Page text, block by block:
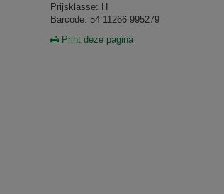
Prijsklasse: H
Barcode: 54 11266 995279
Print deze pagina